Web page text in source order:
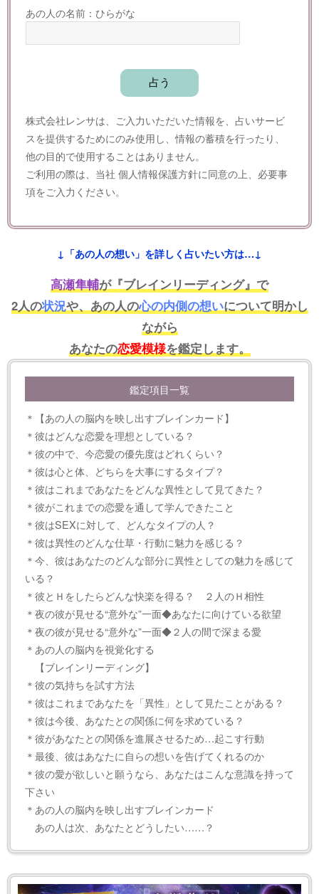
あの人の名前：ひらがな
株式会社レンサは、ご入力いただいた情報を、占いサービ
スを提供するためにのみ使用し、情報の蓄積を行ったり、
他の目的で使用することはありません。
ご利用の際は、当社個人情報保護方針に同意の上、必要事
項をご入力ください。
↓「あの人の想い」を詳しく占いたい方は…↓
高瀬隼輔が『ブレインリーディング』で
2人の状況や、あの人の心の内側の想いについて明かし
ながら
あなたの恋愛模様を鑑定します。
鑑定項目一覧
＊【あの人の脳内を映し出すブレインカード】
＊彼はどんな恋愛を理想としている？
＊彼の中で、今恋愛の優先度はどれくらい？
＊彼は心と体、どちらを大事にするタイプ？
＊彼はこれまであなたをどんな異性として見てきた？
＊彼がこれまでの恋愛を通して学んできたこと
＊彼はSEXに対して、どんなタイプの人？
＊彼は異性のどんな仕草・行動に魅力を感じる？
＊今、彼はあなたのどんな部分に異性としての魅力を感じて
いる？
＊彼とＨをしたらどんな快楽を得る？ ２人のＨ相性
＊夜の彼が見せる“意外な”一面◆あなたに向けている欲望
＊夜の彼が見せる“意外な”一面◆２人の間で深まる愛
＊あの人の脳内を視覚化する
【ブレインリーディング】
＊彼の気持ちを試す方法
＊彼はこれまであなたを「異性」として見たことがある？
＊彼は今後、あなたとの関係に何を求めている？
＊彼があなたとの関係を進展させるため…起こす行動
＊最後、彼はあなたに自らの想いを告げてくれるのか
＊彼の愛が欲しいと願うなら、あなたはこんな意識を持って
下さい
＊あの人の脳内を映し出すブレインカード
あの人は次、あなたとどうしたい……？